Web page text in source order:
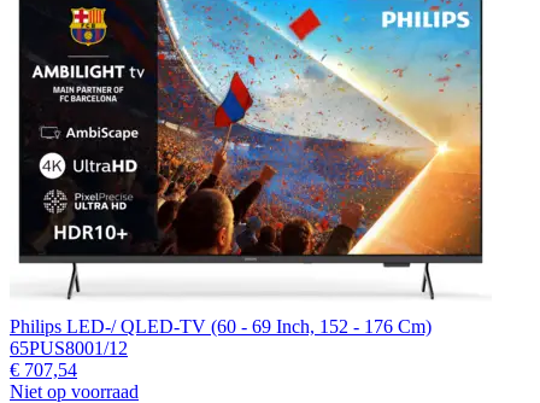
Philips LED-/ QLED-TV (60 - 69 Inch, 152 - 176 Cm)
65PUS8001/12
€ 707,54
Niet op voorraad